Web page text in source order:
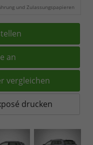
und Zulassungspapieren
an
vergleichen
drucken